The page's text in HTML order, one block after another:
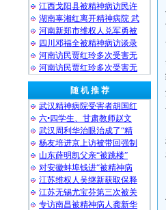
江西戈阳县被精神病访民许
湖南辜湘红离开精神病院 武
河南新郑市维权人兑军勇被
四川邓福全被精神病访谈录
河南访民贾红玲多次受害无
河南访民贾红玲多次受害无
随 机 推 荐
武汉精神病院受害者胡国红
六•四学生、甘肃教师赵文
武汉周利华治眼治成了“精
杨友培进京上访被带回强制
山东薛明凯父亲“被跳楼”
对安徽蚌埠钱进“被精神病
江苏维权人吴继新获取保释
江苏无锡尤宝芬第三次被关
专访南昌被精神病人龚新华